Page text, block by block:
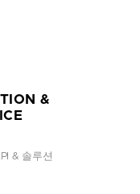
&
& 솔루션